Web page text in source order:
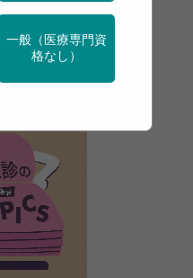
一般（医療専門資
格なし）